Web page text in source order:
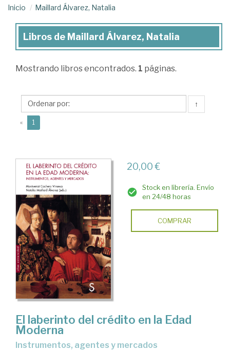
Inicio Maillard Álvarez, Natalia
Libros
Maillard
Natalia
Libros de Maillard Álvarez, Natalia
Mostrando libros encontrados. 1 páginas.
↑
« 1
20,00 €
Stock en librería. Envío
en 24/48 horas
COMPRAR
El laberinto del crédito en la Edad
Moderna
instrumentos, agentes y mercados